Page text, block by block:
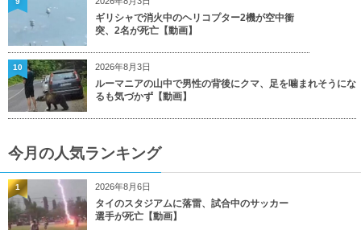
ギリシャで消火中のヘリコプター2機が空中衝
突、2名が死亡【動画】
2026年8月3日
ルーマニアの山中で男性の背後にクマ、足を噛まれそうにな
るも気づかず【動画】
10
今月の人気ランキング
2026年8月6日
タイのスタジアムに落雷、試合中のサッカー
選手が死亡【動画】
1